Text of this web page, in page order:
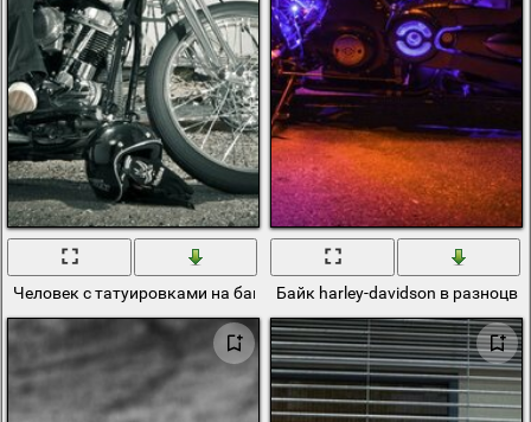
Человек с татуировками на байкере harley-davidson
Байк harley-davidson в